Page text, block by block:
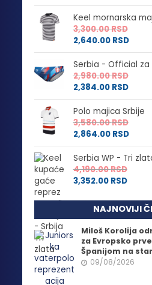
Keel mornarska
3,300.00RSD
2,640.00 RSD
Serbia - Official za
2,980.00RSD
2,384.00 RSD
Polo majica Srbije
3,580.00RSD
2,864.00 RSD
Serbia WP - Tri
4,190.00RSD
3,352.00 RSD
NAJNOVIJI
Miloš Korolija
za Evropsko
Španijom na
09/08/2026